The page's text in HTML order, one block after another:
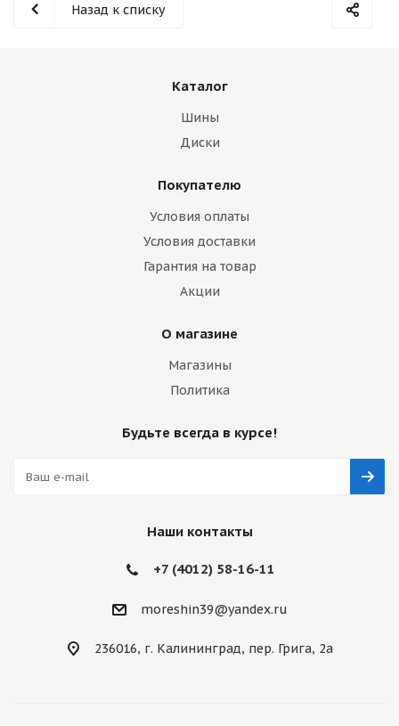
Назад к списку
Каталог
Шины
Диски
Покупателю
Условия оплаты
Условия доставки
Гарантия на товар
Акции
О магазине
Магазины
Политика
Будьте всегда в курсе!
Наши контакты
+7 (4012) 58-16-11
moreshin39@yandex.ru
236016, г. Калининград, пер. Грига, 2а